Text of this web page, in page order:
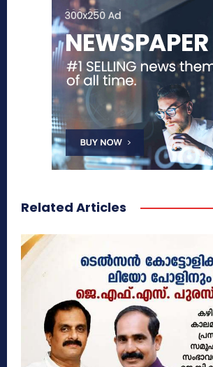
Related Articles